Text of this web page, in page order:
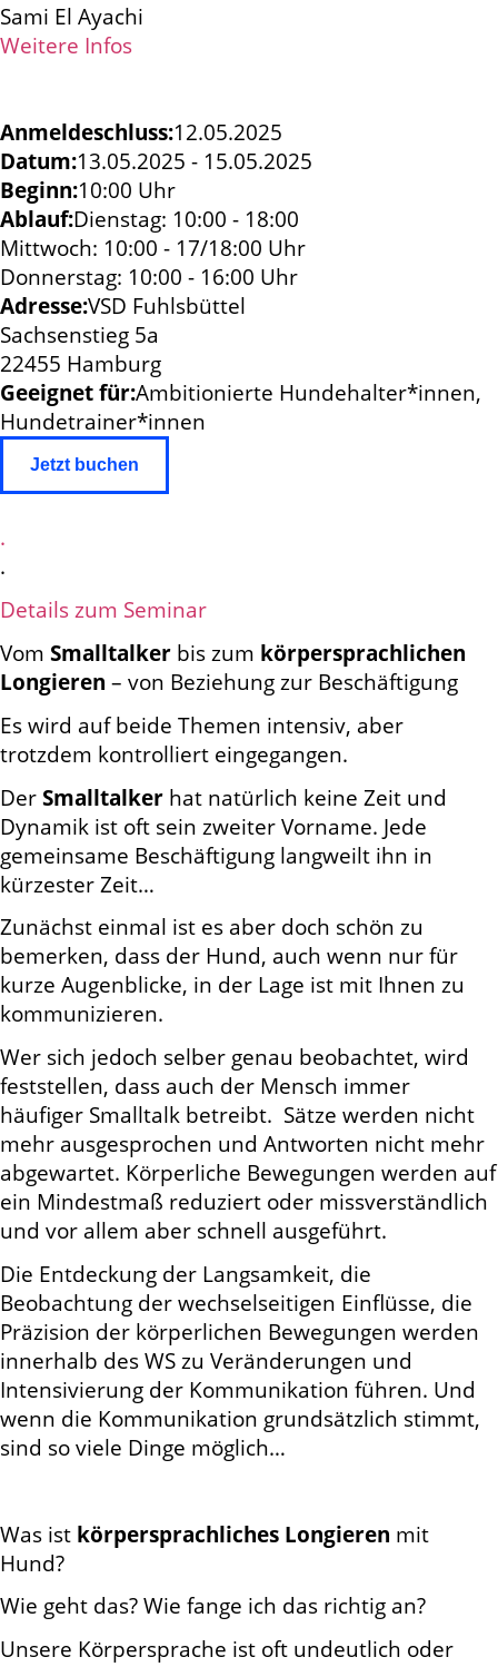
Sami El Ayachi
Weitere Infos
Anmeldeschluss:12.05.2025
Datum:13.05.2025 - 15.05.2025
Beginn:10:00 Uhr
Ablauf:Dienstag: 10:00 - 18:00
Mittwoch: 10:00 - 17/18:00 Uhr
Donnerstag: 10:00 - 16:00 Uhr
Adresse:VSD Fuhlsbüttel
Sachsenstieg 5a
22455 Hamburg
Geeignet für:Ambitionierte Hundehalter*innen,
Hundetrainer*innen
Jetzt buchen
.
.
Details zum Seminar
Vom Smalltalker bis zum körpersprachlichen
Longieren – von Beziehung zur Beschäftigung
Es wird auf beide Themen intensiv, aber
trotzdem kontrolliert eingegangen.
DerSmalltalker hat natürlich keine Zeit und
Dynamik ist oft sein zweiter Vorname. Jede
gemeinsame Beschäftigung langweilt ihn in
kürzester Zeit…
Zunächst einmal ist es aber doch schön zu
bemerken, dass der Hund, auch wenn nur für
kurze Augenblicke, in der Lage ist mit Ihnen zu
kommunizieren.
Wer sich jedoch selber genau beobachtet, wird
feststellen, dass auch der Mensch immer
häufiger Smalltalk betreibt. Sätze werden nicht
mehr ausgesprochen und Antworten nicht mehr
abgewartet. Körperliche Bewegungen werden auf
ein Mindestmaß reduziert oder missverständlich
und vor allem aber schnell ausgeführt.
Die Entdeckung der Langsamkeit, die
Beobachtung der wechselseitigen Einflüsse, die
Präzision der körperlichen Bewegungen werden
innerhalb des WS zu Veränderungen und
Intensivierung der Kommunikation führen. Und
wenn die Kommunikation grundsätzlich stimmt,
sind so viele Dinge möglich…
Was ist körpersprachliches Longieren mit
Hund?
Wie geht das? Wie fange ich das richtig an?
Unsere Körpersprache ist oft undeutlich oder